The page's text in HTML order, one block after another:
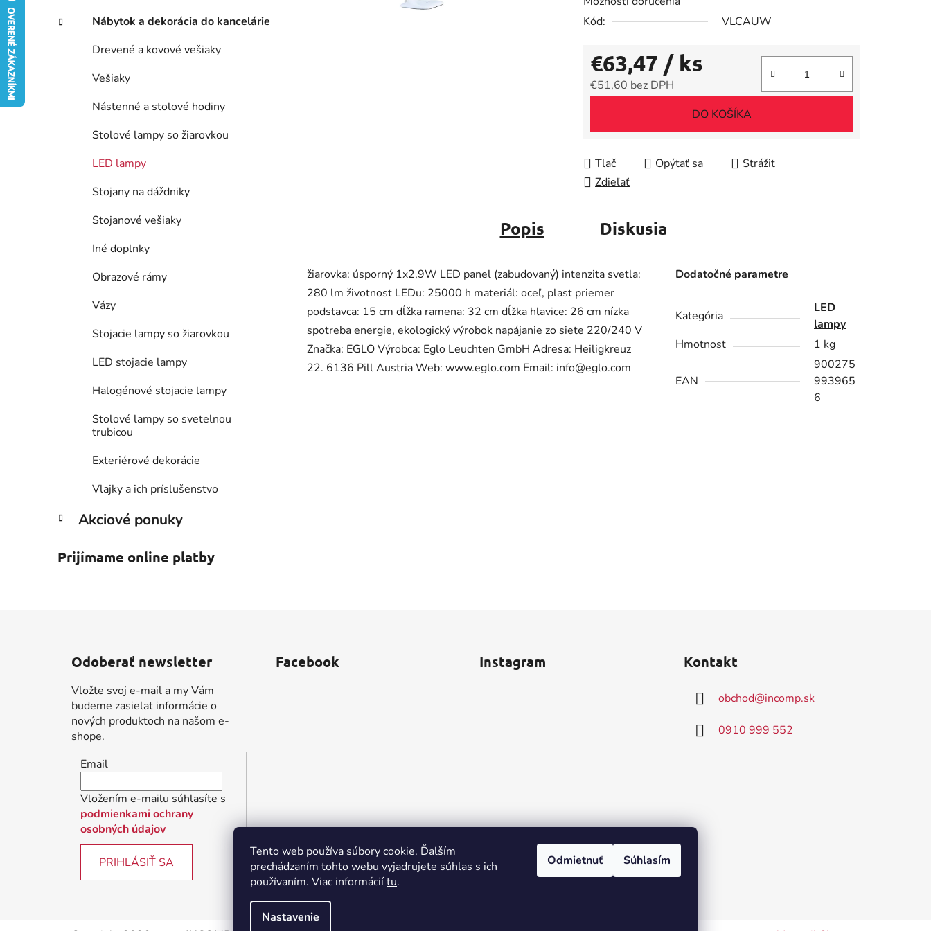
Tento web používa súbory cookie. Ďalším
prechádzaním tohto webu vyjadrujete súhlas s ich
používaním. Viac informáciítu.
Nastavenie
Odmietnuť Súhlasím
l
Nábytok a dekorácia do kancelárie
Drevené a kovové vešiaky
Vešiaky
Nástenné a stolové hodiny
Stolové lampy so žiarovkou
LED lampy
Stojany na dáždniky
Stojanové vešiaky
Iné doplnky
Obrazové rámy
Vázy
Stojacie lampy so žiarovkou
LED stojacie lampy
Halogénové stojacie lampy
Stolové lampy so svetelnou
trubicou
Exteriérové dekorácie
Vlajky a ich príslušenstvo
Akciové ponuky
Prijímame online platby
0,0
z
hviezdičiek.
Kód:
VLCAUW
€63,47 / ks
€51,60 bez DPH
DO KOŠÍKA
Tlač Opýtať sa
Strážiť
Zdieľať
Popis Diskusia
žiarovka: úsporný 1x2,9W LED panel (zabudovaný) intenzita svetla:
280 lm životnosť LEDu: 25000 h materiál: oceľ, plast priemer
podstavca: 15 cm dĺžka ramena: 32 cm dĺžka hlavice: 26 cm nízka
spotreba energie, ekologický výrobok napájanie zo siete 220/240 V
Značka: EGLO Výrobca: Eglo Leuchten GmbH Adresa: Heiligkreuz
22. 6136 Pill Austria Web: www.eglo.com Email: info@eglo.com
Dodatočné parametre
Kategória
LED
lampy
Hmotnosť
1 kg
EAN
900275
993965
6
Odoberať newsletter
Vložte svoj e-mail a my Vám
budeme zasielať informácie o
nových produktoch na našom e-
shope.
Email
Vložením e-mailu súhlasíte s
podmienkami ochrany
osobných údajov
PRIHLÁSIŤ SA
Facebook Instagram Kontakt
obchod@incomp.sk
0910 999 552